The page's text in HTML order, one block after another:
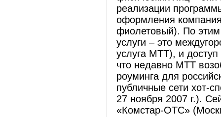
реализации
оформления
фиолетовый). По этим
услуги – это
услуга МТТ), и
что недавно МТТ
роуминга для
публичные сети хот-
27 ноября 2007 г.).
«Комстар-ОТС»